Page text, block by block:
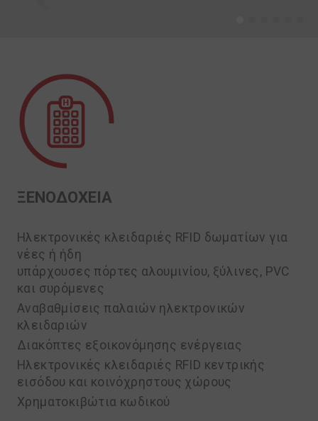
ΞΕΝΟΔΟΧΕΙΑ
Ηλεκτρονικές κλειδαριές RFID δωματίων για
νέες ή ήδη
υπάρχουσες πόρτες αλουμινίου, ξύλινες, PVC
και συρόμενες
Αναβαθμίσεις παλαιών ηλεκτρονικών
κλειδαριών
Διακόπτες εξοικονόμησης ενέργειας
Ηλεκτρονικές κλειδαριές RFID κεντρικής
εισόδου και κοινόχρηστους χώρους
Χρηματοκιβώτια κωδικού